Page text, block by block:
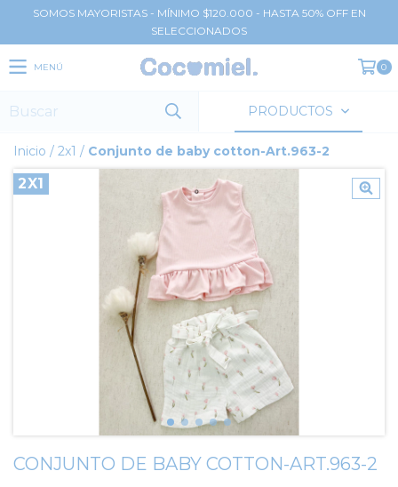
SOMOS MAYORISTAS - MÍNIMO $120.000 - HASTA 50% OFF EN
SELECCIONADOS
MENÚ 0
PRODUCTOS
Inicio / 2x1 / Conjunto de baby cotton-Art.963-2
2X1
CONJUNTO DE BABY COTTON-ART.963-2